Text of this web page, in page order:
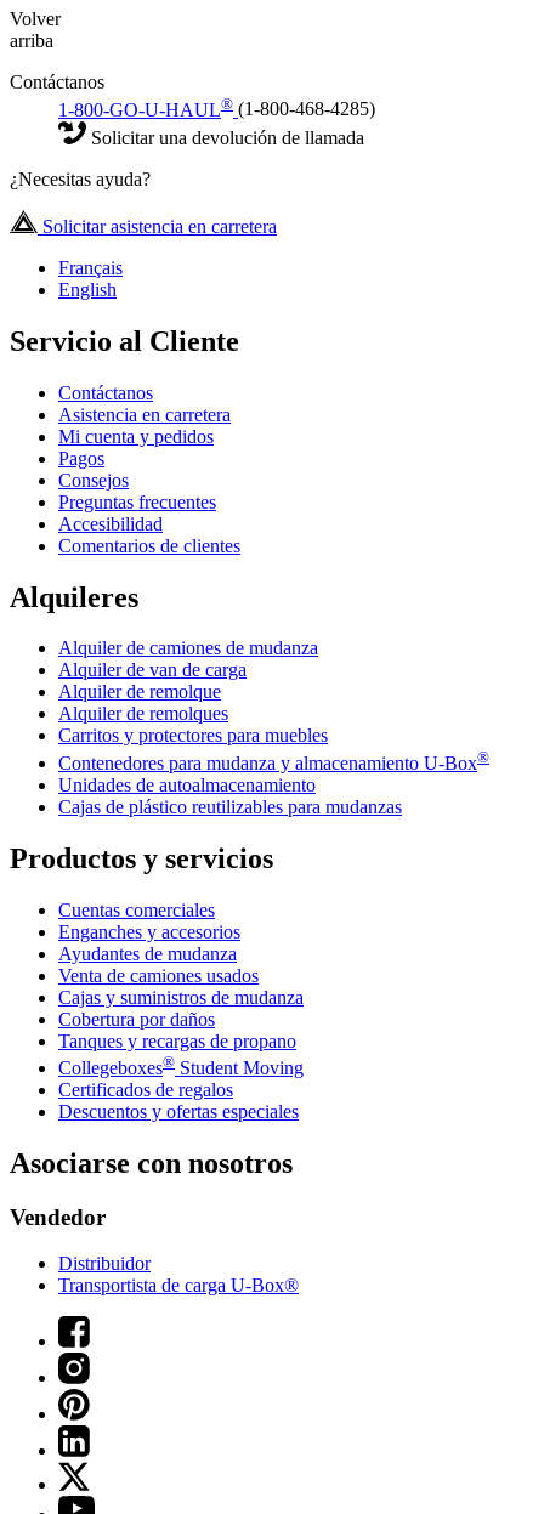
Volver
arriba
Contáctanos
1-800-GO-U-HAUL® (1-800-468-4285)
Solicitar una devolución de llamada
¿Necesitas ayuda?
Solicitar asistencia en carretera
Français
English
Servicio al Cliente
Contáctanos
Asistencia en carretera
Mi cuenta y pedidos
Pagos
Consejos
Preguntas frecuentes
Accesibilidad
Comentarios de clientes
Alquileres
Alquiler de camiones de mudanza
Alquiler de van de carga
Alquiler de remolque
Alquiler de remolques
Carritos y protectores para muebles
Contenedores para mudanza y almacenamiento U-Box®
Unidades de autoalmacenamiento
Cajas de plástico reutilizables para mudanzas
Productos y servicios
Cuentas comerciales
Enganches y accesorios
Ayudantes de mudanza
Venta de camiones usados
Cajas y suministros de mudanza
Cobertura por daños
Tanques y recargas de propano
Collegeboxes® Student Moving
Certificados de regalos
Descuentos y ofertas especiales
Asociarse con nosotros
Vendedor
Distribuidor
Transportista de carga U-Box®